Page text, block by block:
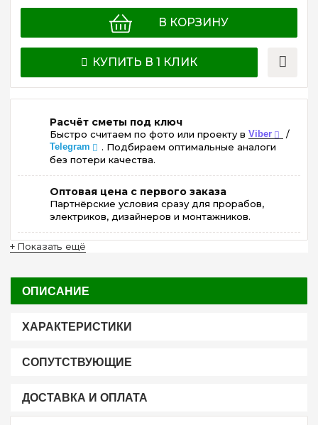
В КОРЗИНУ
КУПИТЬ В 1 КЛИК
Расчёт сметы под ключ
Быстро считаем по фото или проекту в Viber /
Telegram
. Подбираем оптимальные аналоги
без потери качества.
Оптовая цена с первого заказа
Партнёрские условия сразу для прорабов,
электриков, дизайнеров и монтажников.
+ Показать ещё
ОПИСАНИЕ
ХАРАКТЕРИСТИКИ
СОПУТСТВУЮЩИЕ
ДОСТАВКА И ОПЛАТА